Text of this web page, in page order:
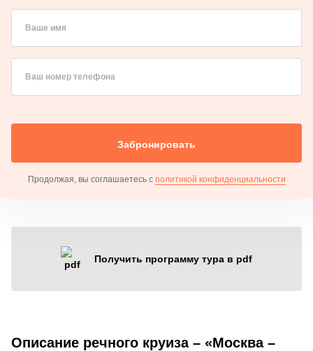
Ваше имя
Ваш номер телефона
Забронировать
Продолжая, вы соглашаетесь с политикой конфиденциальности
Получить программу тура в pdf
Описание речного круиза – «Москва –